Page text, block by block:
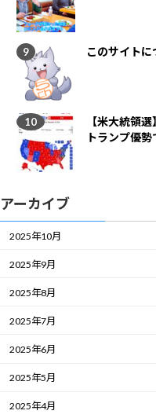
このサイトに
【米大統領
トランプ優
アーカイブ
2025年10月
2025年9月
2025年8月
2025年7月
2025年6月
2025年5月
2025年4月